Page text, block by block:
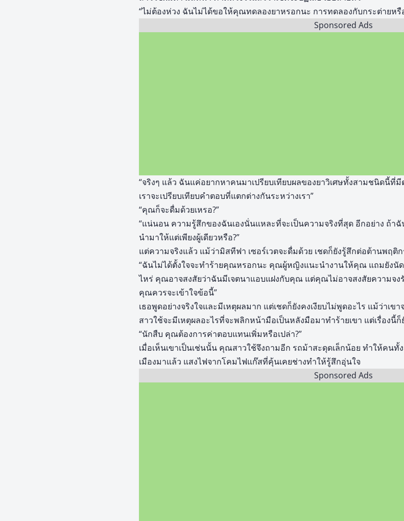
“ไม่ต้องห่วง ฉันไม่ได้ขอให้คุณทดลองยาหรอกนะ การทดลองกับกระต่ายหรื
Sponsored Ads
“จริงๆ แล้ว ฉันแค่อยากหาคนมาเปรียบเทียบผลของยาวิเศษทั้งสามชนิดนี้
เราจะเปรียบเทียบคำตอบที่แตกต่างกันระหว่างเรา”
“คุณก็จะดื่มด้วยเหรอ?”
“แน่นอน ความรู้สึกของฉันเองนั่นแหละที่จะเป็นความจริงที่สุด อีกอย่าง ถ้
นำมาให้แต่เพียงผู้เดียวหรือ?”
แต่ความจริงแล้ว แม้ว่ามิสทีฟา เซอร์เวตจะดื่มด้วย เชดก็ยังรู้สึกต่อต้านพฤติ
“ฉันไม่ได้ตั้งใจจะทำร้ายคุณหรอกนะ คุณผู้หญิงแนะนำงานให้คุณ แถมยังนั
ไหร่ คุณอาจสงสัยว่าฉันมีเจตนาแอบแฝงกับคุณ แต่คุณไม่อาจสงสัยความ
คุณควรจะเข้าใจข้อนี้”
เธอพูดอย่างจริงใจและมีเหตุผลมาก แต่เชดก็ยังคงเงียบไม่พูดอะไร แม้ว่าเ
สาวใช้จะมีเหตุผลอะไรที่จะพลิกหน้ามือเป็นหลังมือมาทำร้ายเขา แต่เรื่องนี้
“นักสืบ คุณต้องการค่าตอบแทนเพิ่มหรือเปล่า?”
เมื่อเห็นเขาเป็นเช่นนั้น คุณสาวใช้จึงถามอีก รถม้าสะดุดเล็กน้อย ทำให้คนทั้
เมืองมาแล้ว แสงไฟจากโคมไฟแก๊สที่คุ้นเคยช่างทำให้รู้สึกอุ่นใจ
Sponsored Ads